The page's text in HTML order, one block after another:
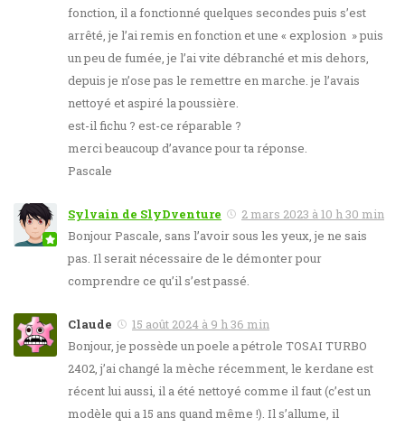
fonction, il a fonctionné quelques secondes puis s’est
arrêté, je l’ai remis en fonction et une « explosion » puis
un peu de fumée, je l’ai vite débranché et mis dehors,
depuis je n’ose pas le remettre en marche. je l’avais
nettoyé et aspiré la poussière.
est-il fichu ? est-ce réparable ?
merci beaucoup d’avance pour ta réponse.
Pascale
Sylvain de SlyDventure
2 mars 2023 à 10 h 30 min
Bonjour Pascale, sans l’avoir sous les yeux, je ne sais
pas. Il serait nécessaire de le démonter pour
comprendre ce qu’il s’est passé.
Claude
15 août 2024 à 9 h 36 min
Bonjour, je possède un poele a pétrole TOSAI TURBO
2402, j’ai changé la mèche récemment, le kerdane est
récent lui aussi, il a été nettoyé comme il faut (c’est un
modèle qui a 15 ans quand même !). Il s’allume, il